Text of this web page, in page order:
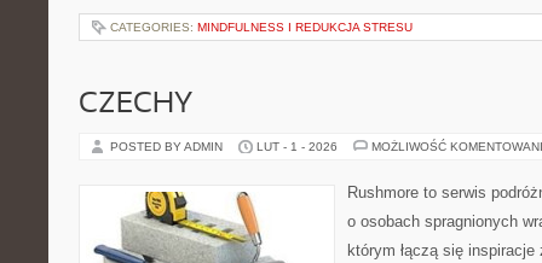
CATEGORIES: MINDFULNESS I REDUKCJA STRESU
CZECHY
POSTED BY ADMIN LUT - 1 - 2026 MOŻLIWOŚĆ
Rushmore to serwis
o osobach spragnionych
którym łączą się